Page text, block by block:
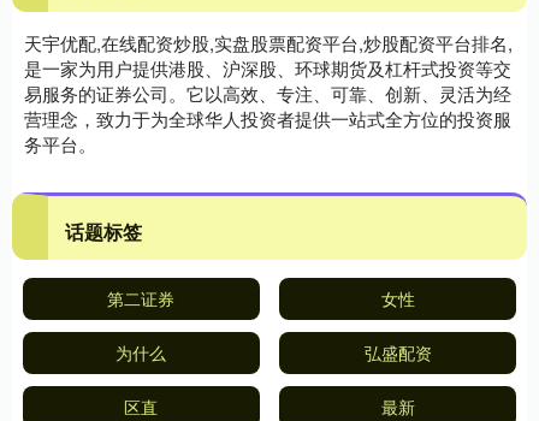
天宇优配,在线配资炒股,实盘股票配资平台,炒股配资平台排名,
是一家为用户提供港股、沪深股、环球期货及杠杆式投资等交
易服务的证券公司。它以高效、专注、可靠、创新、灵活为经
营理念，致力于为全球华人投资者提供一站式全方位的投资服
务平台。
话题标签
第二证券 女性
为什么 弘盛配资
区直 最新